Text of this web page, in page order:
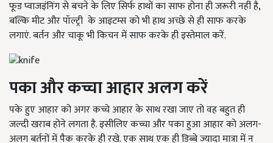
फूड प्वाजइंनिंग से बचने के लिए सिर्फ हाथों का साफ होना ही जरूरी नहीं है,
बल्कि मीट और पॉल्ट्री के आइटम्स को भी हाथ अच्छे से ही साफ करके
लगाएं. बर्तन और चाकू भी किचन में साफ करके ही इस्तेमाल करें.
पका और कच्चा आहार अलग करें
पके हुए आहार को अगर कच्चे आहार के साथ रखा जाए तो वह बहुत ही
जल्दी खराब होने लगता है. इसीलिए कच्चा और पका हुआ आहार को अलग-
अलग बर्तनों में पैक करके ही रखे. एक साथ एक ही डिब्बे ज्यादा मात्रा में न